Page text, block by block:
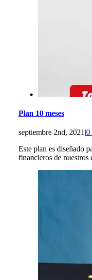
Plan 10 meses
septiembre 2nd, 2021 |0
Este plan es diseñado
financieros de nuestros